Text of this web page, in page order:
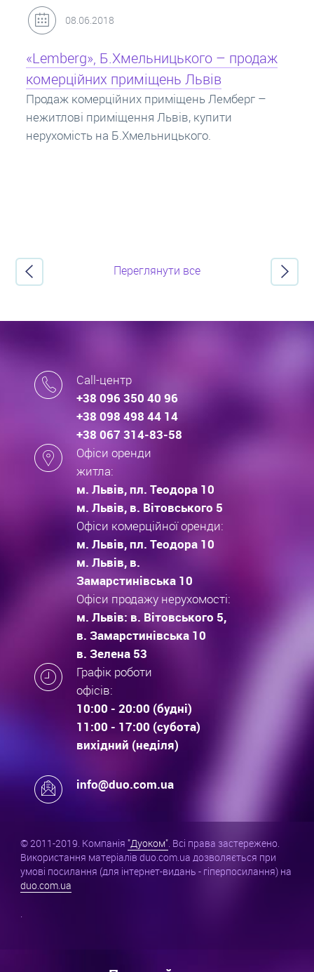
31.05.2018
Кредит під заставу нерухомості: іпотека
Іпотека на квартиру – кредит на житло під
заставу нерухомості. Купити в іпотеку – що
потрібно знати? Консультація від Експертів
про іпотечні кредити.
Переглянути все
Call-центр
+38 096 350 40 96
+38 098 498 44 14
+38 067 314-83-58
Офіси оренди
житла:
м. Львів, пл. Теодора 10
м. Львів, в. Вітовського 5
Офіси комерційної оренди:
м. Львів, пл. Теодора 10
м. Львів, в.
Замарстинівська 10
Офіси продажу нерухомості:
м. Львів: в. Вітовського 5,
в. Замарстинівська 10
в. Зелена 53
Графік роботи
офісів:
10:00 - 20:00 (будні)
11:00 - 17:00 (субота)
вихідний (неділя)
info@duo.com.ua
© 2011-2019. Компанія "Дуоком". Всі права застережено.
Використання матеріалів duo.com.ua дозволяється при
умові посилання (для інтернет-видань - гіперпосилання) на
duo.com.ua
.